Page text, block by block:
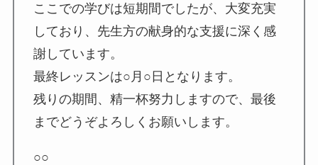
ここでの学びは短期間でしたが、大変充実
しており、先生方の献身的な支援に深く感
謝しています。
最終レッスンは○月○日となります。
残りの期間、精一杯努力しますので、最後
までどうぞよろしくお願いします。
○○